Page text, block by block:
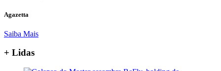
Agazetta
Saiba Mais
+ Lidas